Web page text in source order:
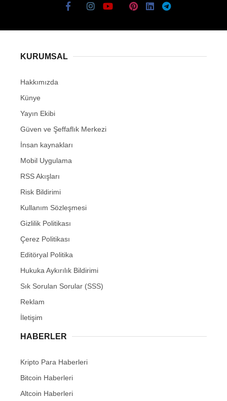
KURUMSAL
Hakkımızda
Künye
Yayın Ekibi
Güven ve Şeffaflık Merkezi
İnsan kaynakları
Mobil Uygulama
RSS Akışları
Risk Bildirimi
Kullanım Sözleşmesi
Gizlilik Politikası
Çerez Politikası
Editöryal Politika
Hukuka Aykırılık Bildirimi
Sık Sorulan Sorular (SSS)
Reklam
İletişim
HABERLER
Kripto Para Haberleri
Bitcoin Haberleri
Altcoin Haberleri